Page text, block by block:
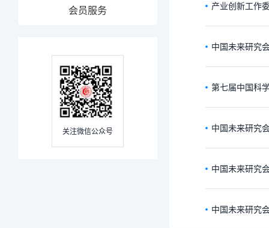
会员服务
关注微信公众号
产业创新工作
中国未来研究
第七届中国科
中国未来研究
中国未来研究
中国未来研究